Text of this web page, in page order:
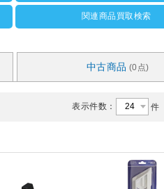
関連商品買取検索
中古商品 (0点)
表示件数： 件